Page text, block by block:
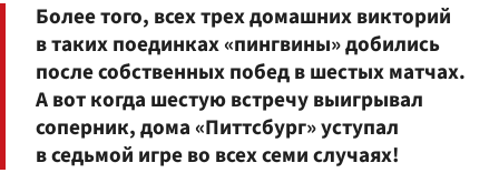
Более того, всех трех домашних викторий
в таких поединках «пингвины» добились
после собственных побед в шестых матчах.
А вот когда шестую встречу выигрывал
соперник, дома «Питтсбург» уступал
в седьмой игре во всех семи случаях!